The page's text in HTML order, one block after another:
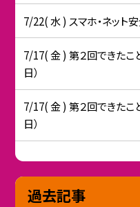
7/22( 水 ) スマホ・ネット安
7/17( 金 ) 第２回できたこ
日）
7/17( 金 ) 第２回できたこ
日）
過去記事